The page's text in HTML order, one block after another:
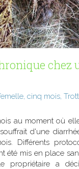
chez
cinq mois,
au moment où
d'une
Différents
été mis en place
propriétaire a